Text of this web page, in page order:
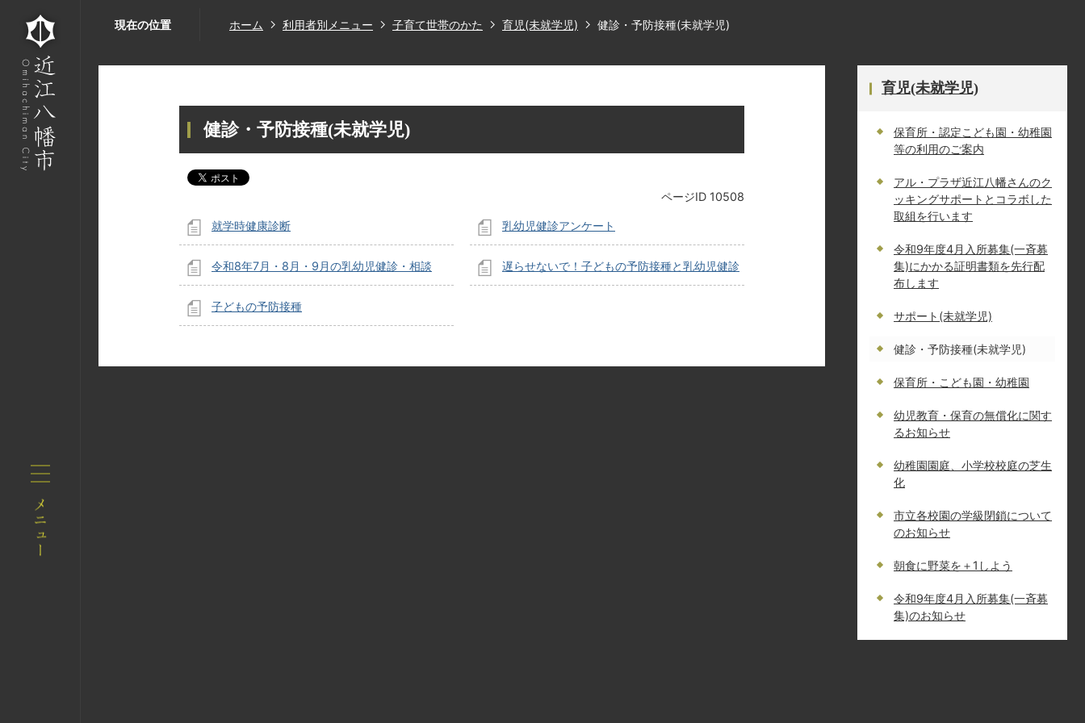
現在の位置 ホーム 利用者別メニュー 子育て世帯のかた 育児(未就学児) 健診・予防接種(未就学児)
健診・予防接種(未就学児)
ページID 10508
就学時健康診断 乳幼児健診アンケート
令和8年7月・8月・9月の乳幼児健診・相談 遅らせないで！子どもの予防接種と乳幼児健診
子どもの予防接種
育児(未就学児)
保育所・認定こども園・幼稚園
等の利用のご案内
アル・プラザ近江八幡さんのク
ッキングサポートとコラボした
取組を行います
令和9年度4月入所募集(一斉募
集)にかかる証明書類を先行配
布します
サポート(未就学児)
健診・予防接種(未就学児)
保育所・こども園・幼稚園
幼児教育・保育の無償化に関す
るお知らせ
幼稚園園庭、小学校校庭の芝生
化
市立各校園の学級閉鎖について
のお知らせ
朝食に野菜を＋1しよう
令和9年度4月入所募集(一斉募
集)のお知らせ